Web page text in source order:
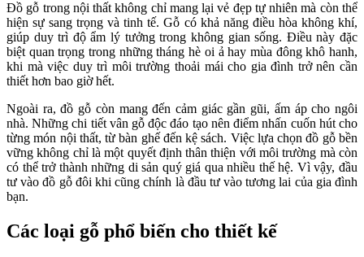
Đồ gỗ trong nội thất không chỉ mang lại vẻ đẹp tự nhiên mà còn thể
hiện sự sang trọng và tinh tế. Gỗ có khả năng điều hòa không khí,
giúp duy trì độ ẩm lý tưởng trong không gian sống. Điều này đặc
biệt quan trọng trong những tháng hè oi ả hay mùa đông khô hanh,
khi mà việc duy trì môi trường thoải mái cho gia đình trở nên cần
thiết hơn bao giờ hết.
Ngoài ra, đồ gỗ còn mang đến cảm giác gần gũi, ấm áp cho ngôi
nhà. Những chi tiết vân gỗ độc đáo tạo nên điểm nhấn cuốn hút cho
từng món nội thất, từ bàn ghế đến kệ sách. Việc lựa chọn đồ gỗ bền
vững không chỉ là một quyết định thân thiện với môi trường mà còn
có thể trở thành những di sản quý giá qua nhiều thế hệ. Vì vậy, đầu
tư vào đồ gỗ đôi khi cũng chính là đầu tư vào tương lai của gia đình
bạn.
Các loại gỗ phổ biến cho thiết kế